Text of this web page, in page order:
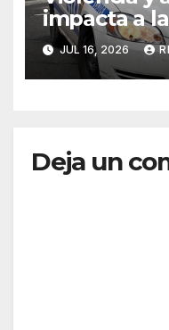
impacta a
dominicana
JUL 16, 2026
Deja un